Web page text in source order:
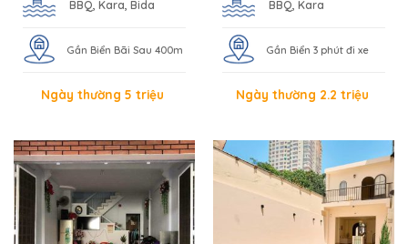
BBQ, Kara, Bida
Gần Biển Bãi Sau 400m
Ngày thường 5 triệu
BBQ, Kara
Gần Biển 3 phút đi xe
Ngày thường 2.2 triệu